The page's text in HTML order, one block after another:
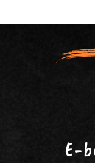
E-